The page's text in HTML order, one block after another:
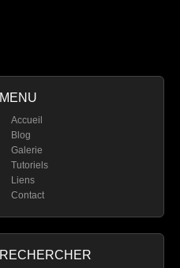
MENU
Accueil
Blog
Galerie
Tutoriels
Liens
Contact
RECHERCHER